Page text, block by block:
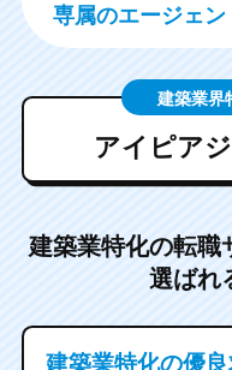
専属のエージェ
建築業界
アイピア
建築業特化の転職
選ばれ
建築業特化の優良